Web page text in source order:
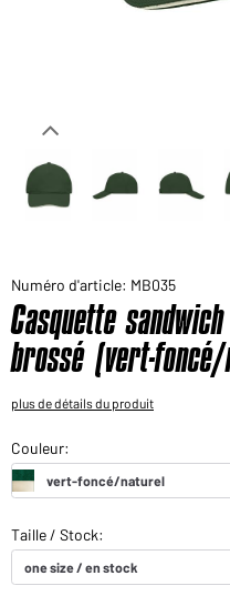
Numéro d'article: MB035
Casquette
brossé (vert-
plus de détails du produit